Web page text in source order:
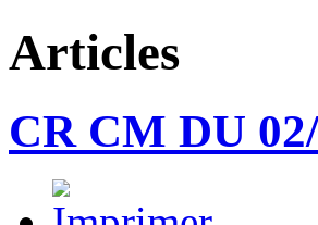
Articles
CR CM DU